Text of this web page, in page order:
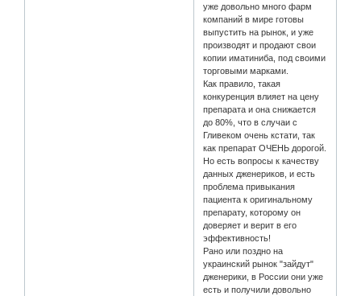
уже довольно много фарм
компаний в мире готовы
выпустить на рынок, и уже
производят и продают свои
копии иматиниба, под своими
торговыми марками.
Как правило, такая
конкуренция влияет на цену
препарата и она снижается
до 80%, что в случаи с
Гливеком очень кстати, так
как препарат ОЧЕНЬ дорогой.
Но есть вопросы к качеству
данных дженериков, и есть
проблема привыкания
пациента к оригинальному
препарату, которому он
доверяет и верит в его
эффективность!
Рано или поздно на
украинский рынок "зайдут"
дженерики, в России они уже
есть и получили довольно